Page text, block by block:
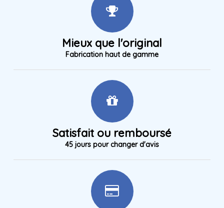
Mieux que l'original
Fabrication haut de gamme
Satisfait ou remboursé
45 jours pour changer d'avis